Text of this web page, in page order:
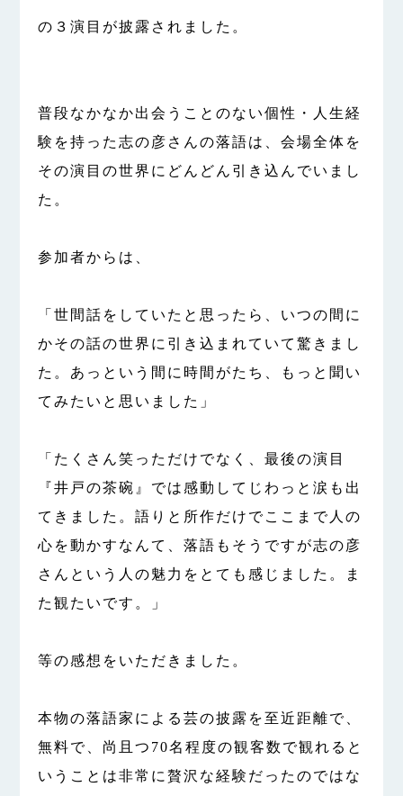
の３演目が披露されました。
普段なかなか出会うことのない個性・人生経
験を持った志の彦さんの落語は、会場全体を
その演目の世界にどんどん引き込んでいまし
た。
参加者からは、
「世間話をしていたと思ったら、いつの間に
かその話の世界に引き込まれていて驚きまし
た。あっという間に時間がたち、もっと聞い
てみたいと思いました」
「たくさん笑っただけでなく、最後の演目
『井戸の茶碗』では感動してじわっと涙も出
てきました。語りと所作だけでここまで人の
心を動かすなんて、落語もそうですが志の彦
さんという人の魅力をとても感じました。ま
た観たいです。」
等の感想をいただきました。
本物の落語家による芸の披露を至近距離で、
無料で、尚且つ70名程度の観客数で観れると
いうことは非常に贅沢な経験だったのではな